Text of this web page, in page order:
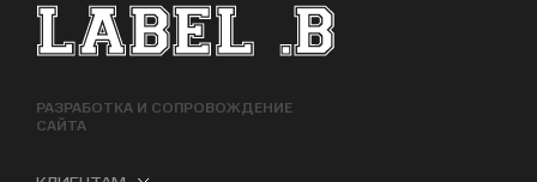
ФУТЕР САЙТА
РАЗРАБОТКА И СОПРОВОЖДЕНИЕ
САЙТА